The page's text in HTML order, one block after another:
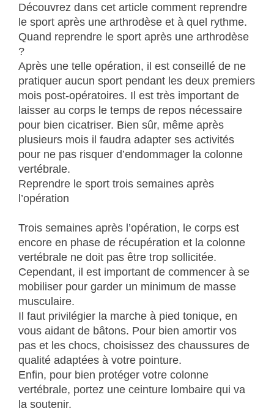
Découvrez dans cet article comment reprendre
le sport après une arthrodèse et à quel rythme.
Quand reprendre le sport après une arthrodèse
?
Après une telle opération, il est conseillé de ne
pratiquer aucun sport pendant les deux premiers
mois post-opératoires. Il est très important de
laisser au corps le temps de repos nécessaire
pour bien cicatriser. Bien sûr, même après
plusieurs mois il faudra adapter ses activités
pour ne pas risquer d’endommager la colonne
vertébrale.
Reprendre le sport trois semaines après
l’opération
Trois semaines après l’opération, le corps est
encore en phase de récupération et la colonne
vertébrale ne doit pas être trop sollicitée.
Cependant, il est important de commencer à se
mobiliser pour garder un minimum de masse
musculaire.
Il faut privilégier la marche à pied tonique, en
vous aidant de bâtons. Pour bien amortir vos
pas et les chocs, choisissez des chaussures de
qualité adaptées à votre pointure.
Enfin, pour bien protéger votre colonne
vertébrale, portez une ceinture lombaire qui va
la soutenir.